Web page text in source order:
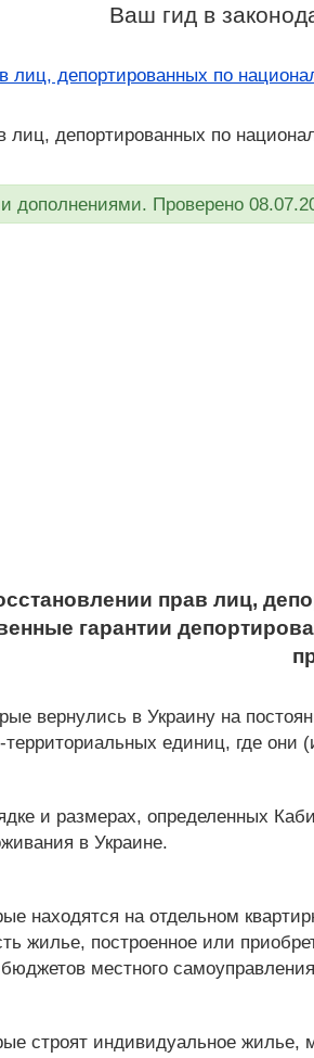
Ваш гид в
лиц, депортированных по
лиц, депортированных по
Проверено
прав лиц,
гарантии
вернулись в Украину на
территориальных единиц, где
и размерах, определенных
в Украине.
находятся на отдельном
жилье, построенное или
местного
строят индивидуальное